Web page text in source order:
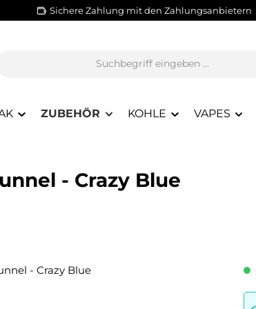
Sichere Zahlung mit den Zahlungsanbietern
ZUBEHÖR KOHLE VAPES
- Crazy Blue